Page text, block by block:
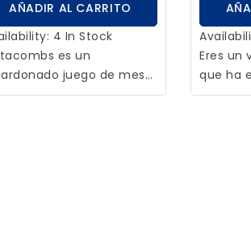
AÑADIR AL CARRITO
4 In Stock
es un
juego de mesa
ambientado en
Eres un
que ha
misión